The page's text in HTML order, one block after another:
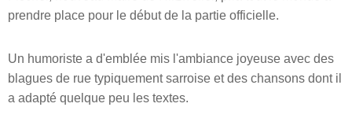
prendre place pour le début de la partie officielle.
Un humoriste a d'emblée mis l'ambiance joyeuse avec des
blagues de rue typiquement sarroise et des chansons dont il
a adapté quelque peu les textes.